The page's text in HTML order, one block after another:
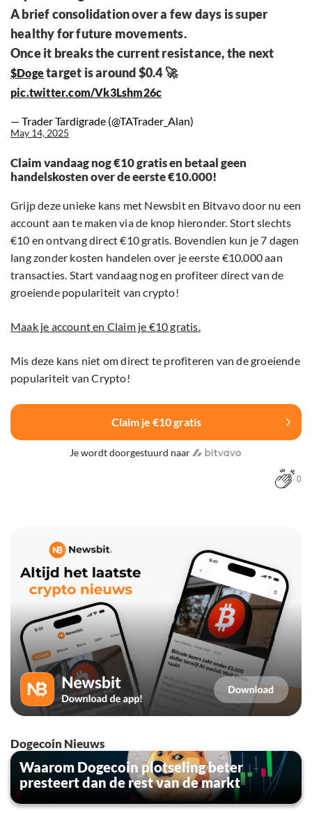
A brief consolidation over a few days is super
healthy for future movements.
Once it breaks the current resistance, the next
$Dogetarget is around $0.4 🚀
pic.twitter.com/Vk3Lshm26c
— Trader Tardigrade (@TATrader_Alan)
May 14, 2025
Claim vandaag nog €10 gratis en betaal geen
handelskosten over de eerste €10.000!
Grijp deze unieke kans met Newsbit en Bitvavo door nu een
account aan te maken via de knop hieronder. Stort slechts
€10 en ontvang direct €10 gratis. Bovendien kun je 7 dagen
lang zonder kosten handelen over je eerste €10.000 aan
transacties. Start vandaag nog en profiteer direct van de
groeiende populariteit van crypto!
Maak je account en Claim je €10 gratis.
Mis deze kans niet om direct te profiteren van de groeiende
populariteit van Crypto!
Claim je €10 gratis
Je wordt doorgestuurd naar
0
Dogecoin Nieuws
Waarom Dogecoin plotseling beter
presteert dan de rest van de markt